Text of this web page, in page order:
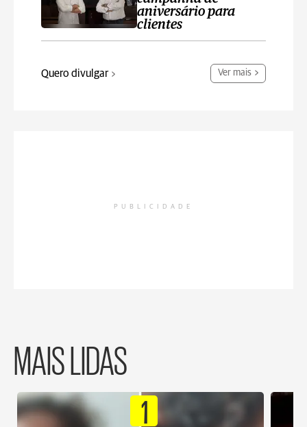
aniversário para
clientes
Quero divulgar Ver mais
PUBLICIDADE
MAIS LIDAS
1